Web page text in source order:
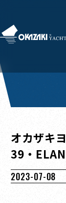
オカザキ
39・
2023-07-08